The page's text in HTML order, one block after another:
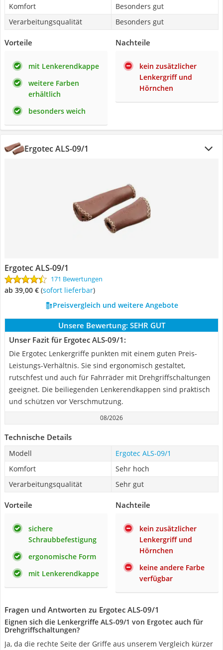
Komfort
Besonders gut
Verarbeitungsqualität
Besonders gut
Vorteile
mit Lenkerendkappe
weitere Farben
erhältlich
besonders weich
Nachteile
kein zusätzlicher
Lenkergriff und
Hörnchen
Ergotec ALS-09/1
Ergotec ALS-09/1
171 Bewertungen
ab 39,00 € ( Sofort lieferbar)
Preisvergleich und weitere Angebote
Unsere Bewertung: SEHR GUT
Unser Fazit für Ergotec ALS-09/1:
Die Ergotec Lenkergriffe punkten mit einem guten Preis-
Leistungs-Verhältnis. Sie sind ergonomisch gestaltet,
rutschfest und auch für Fahrräder mit Drehgriffschaltungen
geeignet. Die beiliegenden Lenkerendkappen sind praktisch
und schützen vor Verschmutzung.
08/2026
Technische Details
Modell
Ergotec ALS-09/1
Komfort
Sehr hoch
Verarbeitungsqualität
Sehr gut
Vorteile
sichere
Schraubbefestigung
ergonomische Form
mit Lenkerendkappe
Nachteile
kein zusätzlicher
Lenkergriff und
Hörnchen
keine andere Farbe
verfügbar
Fragen und Antworten zu Ergotec ALS-09/1
Eignen sich die Lenkergriffe ALS-09/1 von Ergotec auch für
Drehgriffschaltungen?
Ja, da die rechte Seite der Griffe aus unserem Vergleich kürzer